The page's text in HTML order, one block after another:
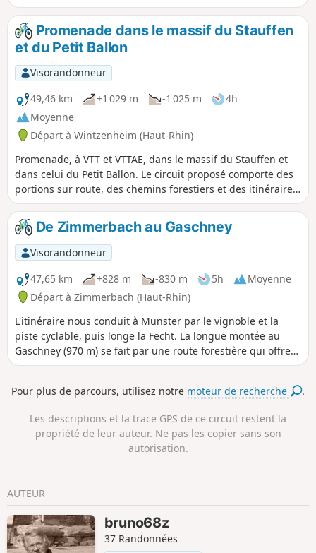
des itinéraires cyclables peu fréquentés. Le parcours qui
comporte quelques raidillons, mais ne présente pas de
grosses difficultés, est toutefois prévu pour VTT ou VTTAE. Il
offre de belles vues sur le vignoble du Sud de Colmar et la
Forêt Noire et traverse quelques villages typiques de cette
région.
Promenade dans le massif du Stauffen
et du Petit Ballon
Visorandonneur
49,46 km
+1 029 m -1 025 m
4h
Moyenne
Départ à Wintzenheim (Haut-Rhin)
Promenade, à VTT et VTTAE, dans le massif du Stauffen et
dans celui du Petit Ballon. Le circuit proposé comporte des
portions sur route, des chemins forestiers et des itinéraires
cyclables. Il n'y a pas de difficulté majeure, sauf une
montée courte, mais raide, après le Col de Marbach, qui
nécessite, peut-être, que l'on mette pied à terre, et la
montée régulière mais assez raide aussi de Boenlesgrab au
Strohberg.
De Zimmerbach au Gaschney
Visorandonneur
47,65 km
+828 m -830 m 5h
Moyenne
Départ à Zimmerbach (Haut-Rhin)
L'itinéraire nous conduit à Munster par le vignoble et la
piste cyclable, puis longe la Fecht. La longue montée au
Gaschney (970 m) se fait par une route forestière qui offre
de belles vues sur la petite vallée de Munster. Un chemin,
Metzeral (Steinabrück). Le retour se fait par la piste cyclable
Pour plus de parcours, utilisez notre moteur de recherche .
Les descriptions et la trace GPS de ce circuit restent la
propriété de leur auteur. Ne pas les copier sans son
autorisation.
AUTEUR
bruno68z
37 Randonnées